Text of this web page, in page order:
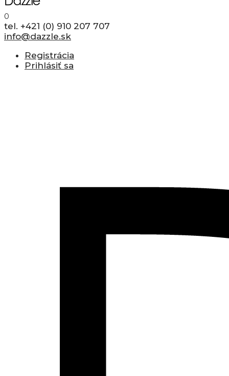
0
tel. +421 (0) 910 207 707
info@dazzle.sk
Registrácia
Prihlásiť sa